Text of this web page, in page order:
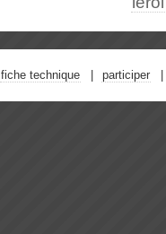
fiche technique participer